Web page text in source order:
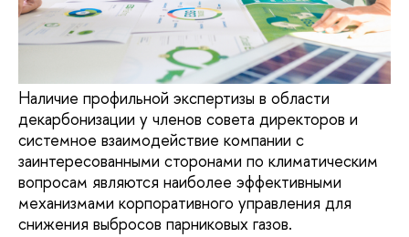
Наличие профильной экспертизы в области
декарбонизации у членов совета директоров и
системное взаимодействие компании с
заинтересованными сторонами по климатическим
вопросам являются наиболее эффективными
механизмами корпоративного управления для
снижения выбросов парниковых газов.